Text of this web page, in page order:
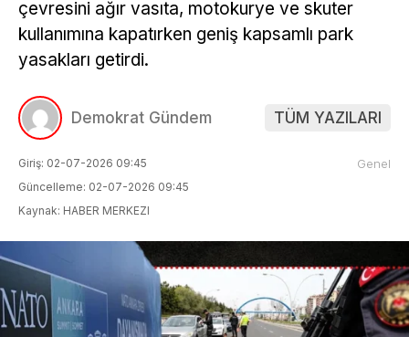
çevresini ağır vasıta, motokurye ve skuter
kullanımına kapatırken geniş kapsamlı park
yasakları getirdi.
Demokrat Gündem TÜM YAZILARI
Giriş: 02-07-2026 09:45
Güncelleme: 02-07-2026 09:45
Kaynak: HABER MERKEZI
Genel